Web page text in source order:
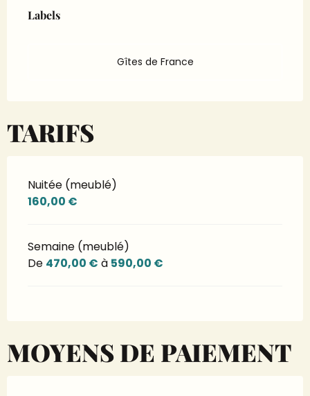
Labels
Labels
Gîtes de France
TARIFS
Nuitée (meublé)
160,00 €
Semaine (meublé)
De 470,00 € à 590,00 €
MOYENS DE PAIEMENT